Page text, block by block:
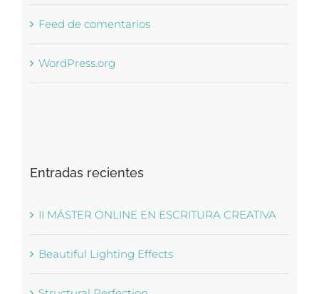
Feed de comentarios
WordPress.org
Entradas recientes
II MÁSTER ONLINE EN ESCRITURA CREATIVA
Beautiful Lighting Effects